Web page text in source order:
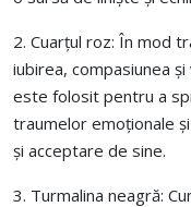
2. Cuarțul roz: În mod
iubirea, compasiunea
este folosit pentru a
traumelor emoționale
și acceptare de sine.
3. Turmalina neagră: